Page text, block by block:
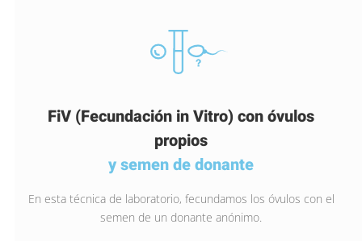
FiV (Fecundación in Vitro) con óvulos
propios
y semen de donante
En esta técnica de laboratorio, fecundamos los óvulos con el
semen de un donante anónimo.